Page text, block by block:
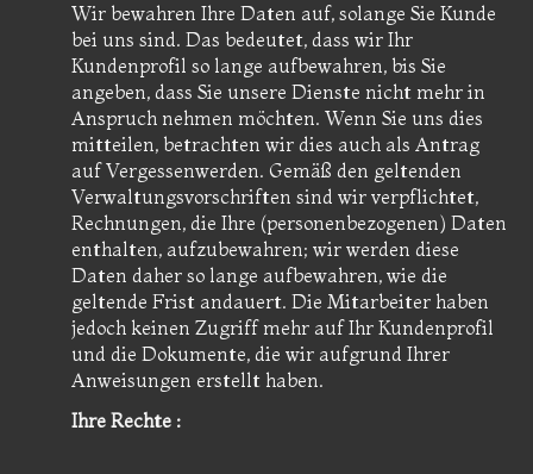
Wir bewahren Ihre Daten auf, solange Sie Kunde
bei uns sind. Das bedeutet, dass wir Ihr
Kundenprofil so lange aufbewahren, bis Sie
angeben, dass Sie unsere Dienste nicht mehr in
Anspruch nehmen möchten. Wenn Sie uns dies
mitteilen, betrachten wir dies auch als Antrag
auf Vergessenwerden. Gemäß den geltenden
Verwaltungsvorschriften sind wir verpflichtet,
Rechnungen, die Ihre (personenbezogenen) Daten
enthalten, aufzubewahren; wir werden diese
Daten daher so lange aufbewahren, wie die
geltende Frist andauert. Die Mitarbeiter haben
jedoch keinen Zugriff mehr auf Ihr Kundenprofil
und die Dokumente, die wir aufgrund Ihrer
Anweisungen erstellt haben.
Ihre Rechte :